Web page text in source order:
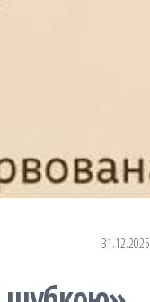
31.12.2025